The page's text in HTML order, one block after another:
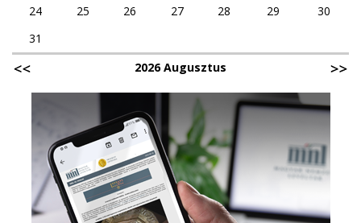
24
25 26 27 28 29
30
31
2026 Augusztus